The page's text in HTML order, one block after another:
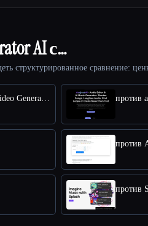
AI с…
структурированное сравнение:
против
против
против